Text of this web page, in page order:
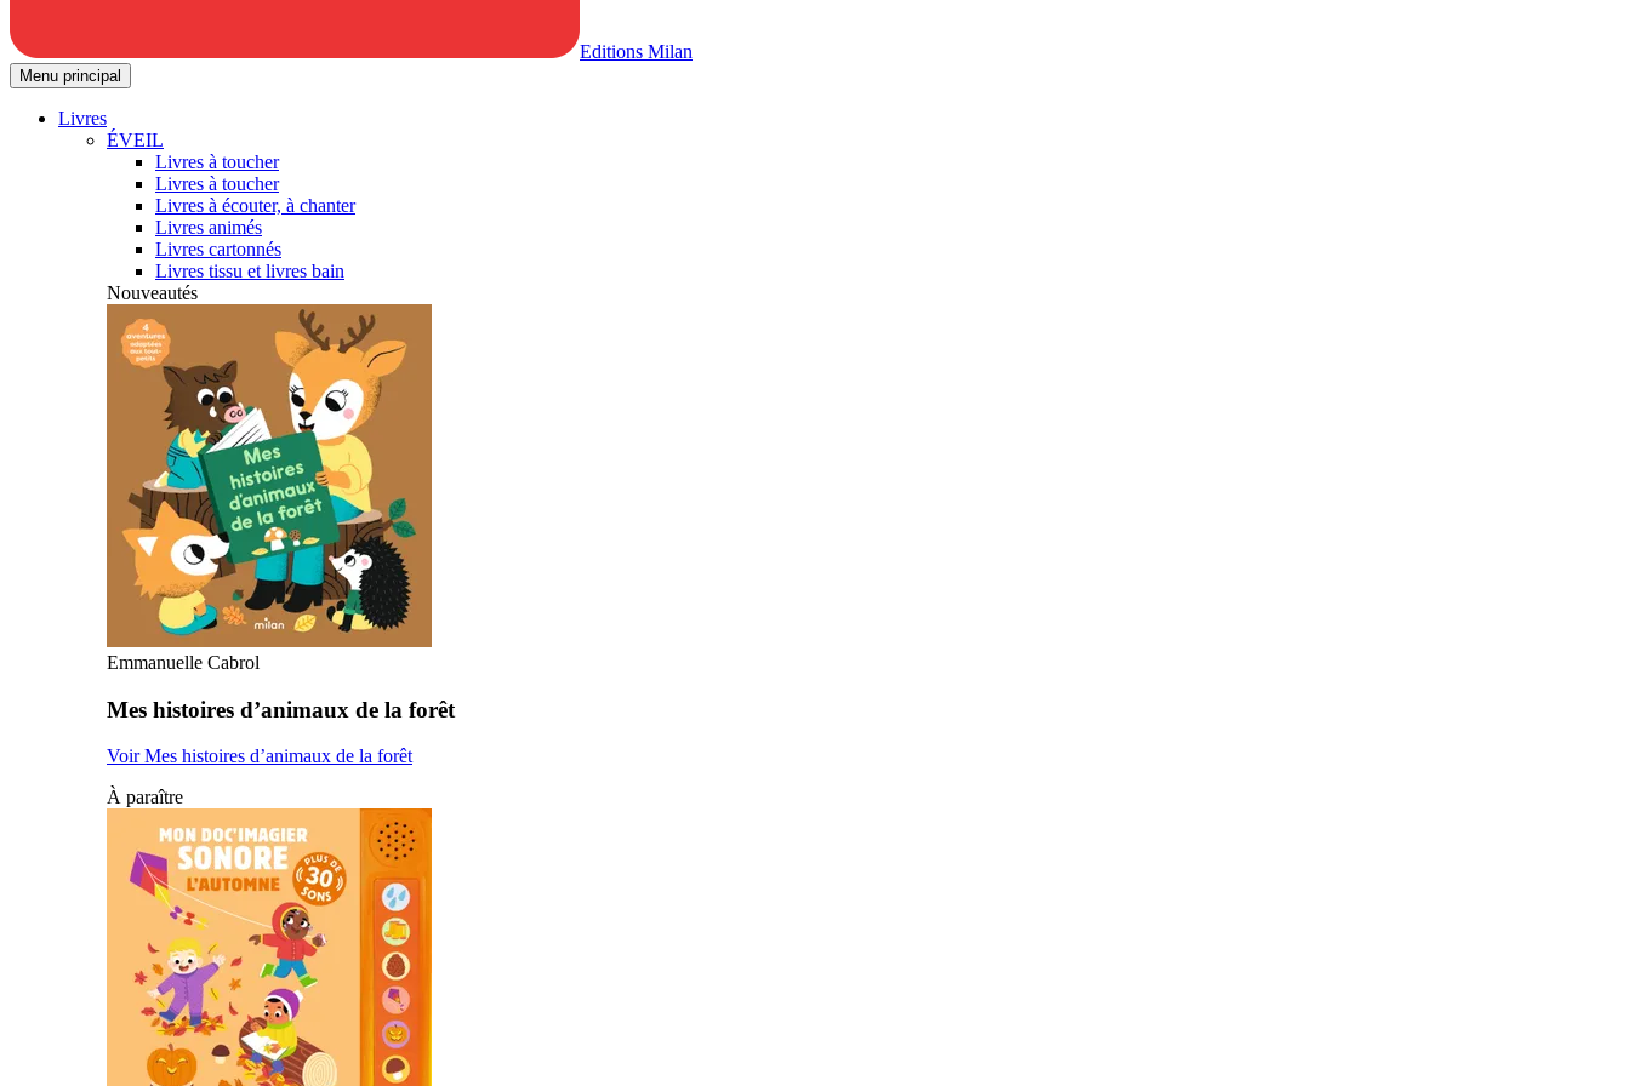
Editions Milan
Menu principal
Livres
ÉVEIL
Livres à toucher
Livres à toucher
Livres à écouter, à chanter
Livres animés
Livres cartonnés
Livres tissu et livres bain
Nouveautés
Emmanuelle Cabrol
Mes histoires d’animaux de la forêt
Voir Mes histoires d’animaux de la forêt
À paraître